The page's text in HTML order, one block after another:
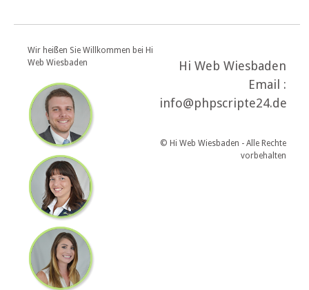
Wir heißen Sie Willkommen bei Hi
Web Wiesbaden
Hi Web Wiesbaden
Email :
info@phpscripte24.de
© Hi Web Wiesbaden - Alle Rechte
vorbehalten